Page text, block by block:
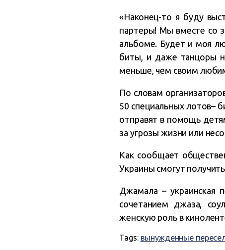
«Наконец-то я буду
партеры! Мы вместе со
альбоме. Будет и моя
биты, и даже танцоры
меньше, чем своим
По словам
50 специальных лотов–
отправят в помощь
за угрозы жизни или
Как сообщает
Украины смогут
Джамала – украинская
сочетанием джаза,
женскую роль в
Tags: вынужденные